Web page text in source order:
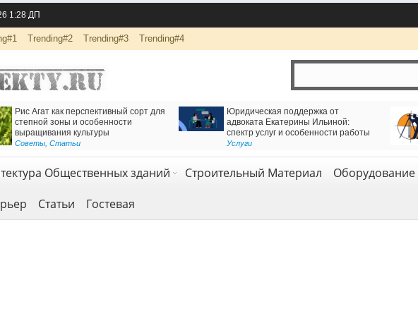
1:28 ДП
Trending#2 Trending#3 Trending#4
Есть решение для движения через
Железнодорожный тоннель
Геодезия и геология
Логистика и комплексная перевозка грузов с
компанией АВАС ГРУПП
Транспорт и логистика ,Услуги
Общественных зданий Строительный Материал
Оборудование
Статьи Гостевая